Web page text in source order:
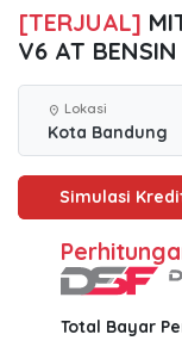
[TERJUAL]
V6 AT
location_on Lokasi
Kota Bandung
Simulasi
Total Bayar